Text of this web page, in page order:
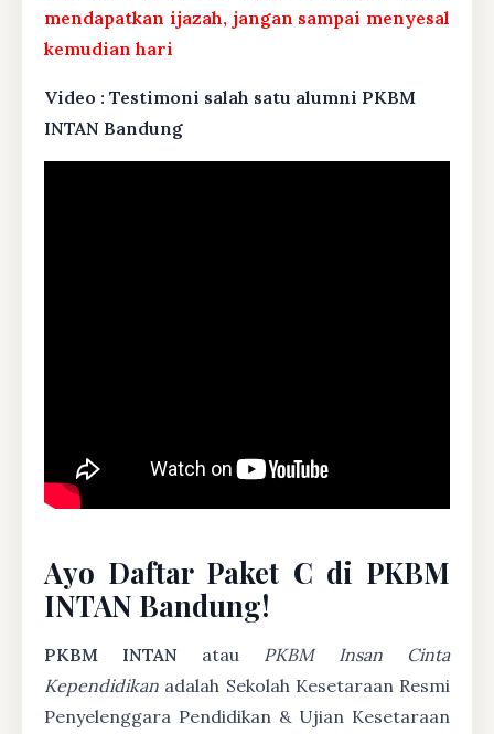
mendapatkan ijazah, jangan sampai menyesal
kemudian hari
Video : Testimoni salah satu alumni PKBM
INTAN Bandung
Ayo Daftar Paket C di PKBM
INTAN Bandung!
PKBM INTAN atau PKBM Insan Cinta
Kependidikan adalah Sekolah Kesetaraan Resmi
Penyelenggara Pendidikan & Ujian Kesetaraan